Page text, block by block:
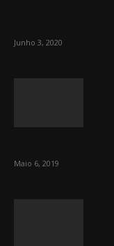
Junho 3, 2020
Maio 6, 2019